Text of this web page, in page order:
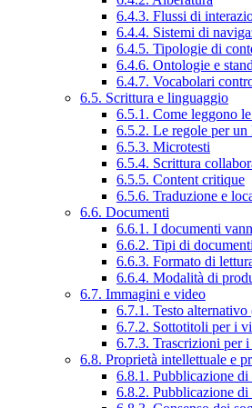
6.4.3. Flussi di
6.4.4. Sistemi di
6.4.5. Tipologie di
6.4.6. Ontologie e
6.4.7. Vocabolari
6.5. Scrittura e linguaggio
6.5.1. Come leggono
6.5.2. Le regole per
6.5.3. Microtesti
6.5.4. Scrittura
6.5.5. Content critique
6.5.6. Traduzione e
6.6. Documenti
6.6.1. I documenti
6.6.2. Tipi di documenti
6.6.3. Formato di
6.6.4. Modalità di
6.7. Immagini e video
6.7.1. Testo
6.7.2. Sottotitoli per i
6.7.3. Trascrizioni per
6.8. Proprietà intellettuale e
6.8.1. Pubblicazione
6.8.2. Pubblicazione